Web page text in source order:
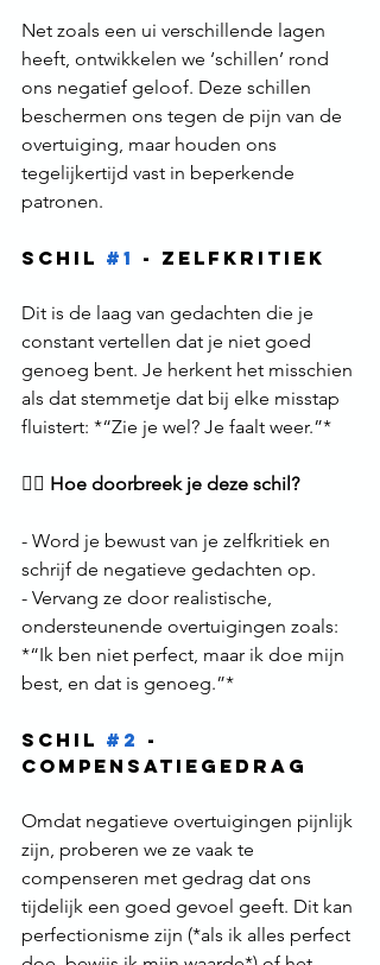
Net zoals een ui verschillende lagen
heeft, ontwikkelen we ‘schillen’ rond
ons negatief geloof. Deze schillen
beschermen ons tegen de pijn van de
overtuiging, maar houden ons
tegelijkertijd vast in beperkende
patronen.
Schil #1 - Zelfkritiek
Dit is de laag van gedachten die je
constant vertellen dat je niet goed
genoeg bent. Je herkent het misschien
als dat stemmetje dat bij elke misstap
fluistert: *“Zie je wel? Je faalt weer.”*
🙅‍♂️ Hoe doorbreek je deze schil?
- Word je bewust van je zelfkritiek en
schrijf de negatieve gedachten op.
- Vervang ze door realistische,
ondersteunende overtuigingen zoals:
*“Ik ben niet perfect, maar ik doe mijn
best, en dat is genoeg.”*
Schil #2 -
Compensatiegedrag
Omdat negatieve overtuigingen pijnlijk
zijn, proberen we ze vaak te
compenseren met gedrag dat ons
tijdelijk een goed gevoel geeft. Dit kan
perfectionisme zijn (*als ik alles perfect